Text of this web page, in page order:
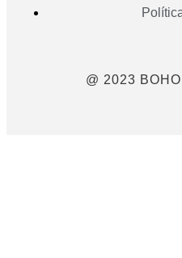
@ 2023